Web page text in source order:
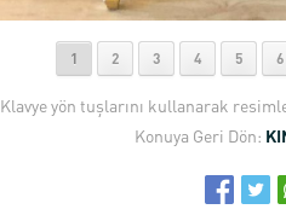
1 2 3 4 5 6
Klavye yön tuşlarını kullanarak
Konuya Geri Dön: